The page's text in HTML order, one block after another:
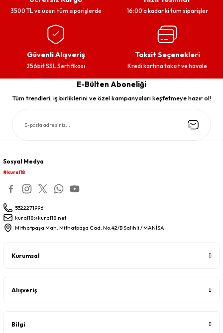
3500 TL ve üzeri tüm siparişlerde 16:00’a kadar ki tüm siparişler
Güvenli Alışveriş
256bit SSL Sertifikası
Taksit Seçenekleri
Kredi kartına taksit ve havale
E-Bülten Aboneliği
Tüm trendleri, iş birliklerini ve özel kampanyaları keşfetmeye hazır ol!
Sosyal Medya
#kural18
5322271996
kural18@kural18.net
Mithatpaşa Mah. Mithatpaşa Cad. No:42/B Salihli / MANİSA
Kurumsal
Alışveriş
Bilgi